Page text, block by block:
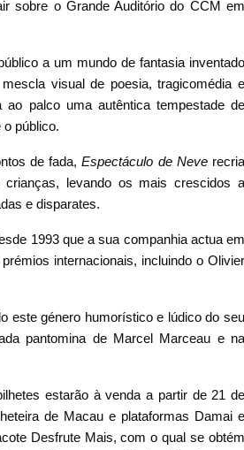
sobre o Grande Auditório do CCM em
a um mundo de fantasia inventado
visual de poesia, tragicomédia e
ao palco uma autêntica tempestade de
público.
de fada,Espectáculo de Neve
levando os mais crescidos a
e disparates.
1993 que a sua companhia actua em
internacionais, incluindo o Olivier
este género humorístico e lúdico do seu
pantomina de Marcel Marceau e na
estarão à venda a partir de 21 de
de Macau e plataformas Damai e
Desfrute Mais, com o qual se obtém